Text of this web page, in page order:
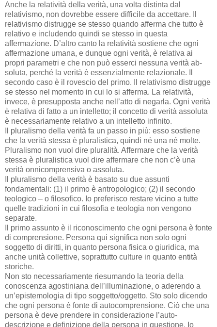
Anche la relatività della verità, una volta distinta dal
relativismo, non dovrebbe essere difficile da accettare. Il
relativismo distrugge se stesso quando afferma che tutto è
relativo e includendo quindi se stesso in questa
affermazione. D’altro canto la relatività sostiene che ogni
affermazione umana, e dunque ogni verità, è relativa ai
propri parametri e che non può esserci nessuna verità ab-
soluta, perché la verità è essenzialmente relazionale. Il
secondo caso è il rovescio del primo. Il relativismo distrugge
se stesso nel momento in cui lo si afferma. La relatività,
invece, è presupposta anche nell’atto di negarla. Ogni verità
è relativa di fatto a un intelletto; il concetto di verità assoluta
è necessariamente relativo a un intelletto infinito.
Il pluralismo della verità fa un passo in più: esso sostiene
che la verità stessa è pluralistica, quindi né una né molte.
Pluralismo non vuol dire pluralità. Affermare che la verità
stessa è pluralistica vuol dire affermare che non c’è una
verità onnicomprensiva o assoluta.
Il pluralismo della verità è basato su due assunti
fondamentali: (1) il primo è antropologico; (2) il secondo
teologico – o filosofico. Io preferisco restare vicino a tutte
quelle tradizioni in cui filosofia e teologia non vengono
separate.
Il primo assunto è il riconoscimento che ogni persona è fonte
di comprensione. Persona qui significa non solo ogni
soggetto di diritti, in quanto persona fisica o giuridica, ma
anche unità collettive, soprattutto culture in quanto entità
storiche.
Non sto necessariamente riesumando la teoria della
conoscenza agostiniana dell’illuminazione, o aderendo a
un’epistemologia di tipo soggetto/oggetto. Sto solo dicendo
che ogni persona è fonte di autocomprensione. Ciò che una
persona è deve prendere in considerazione l’auto-
descrizione e definizione della persona in questione. Io